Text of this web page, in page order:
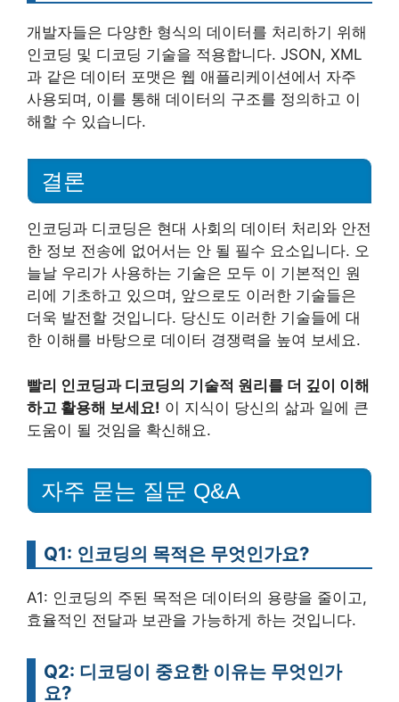
개발자들은 다양한 형식의 데이터를 처리하기 위해
인코딩 및 디코딩 기술을 적용합니다. JSON, XML
과 같은 데이터 포맷은 웹 애플리케이션에서 자주
사용되며, 이를 통해 데이터의 구조를 정의하고 이
해할 수 있습니다.
결론
인코딩과 디코딩은 현대 사회의 데이터 처리와 안전
한 정보 전송에 없어서는 안 될 필수 요소입니다. 오
늘날 우리가 사용하는 기술은 모두 이 기본적인 원
리에 기초하고 있으며, 앞으로도 이러한 기술들은
더욱 발전할 것입니다. 당신도 이러한 기술들에 대
한 이해를 바탕으로 데이터 경쟁력을 높여 보세요.
빨리 인코딩과 디코딩의 기술적 원리를 더 깊이 이해
하고 활용해 보세요! 이 지식이 당신의 삶과 일에 큰
도움이 될 것임을 확신해요.
자주 묻는 질문 Q&A
Q1: 인코딩의 목적은 무엇인가요?
A1: 인코딩의 주된 목적은 데이터의 용량을 줄이고,
효율적인 전달과 보관을 가능하게 하는 것입니다.
Q2: 디코딩이 중요한 이유는 무엇인가
요?